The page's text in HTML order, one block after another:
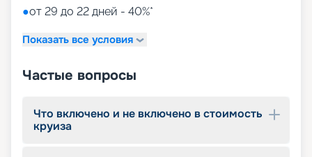
●от 29 до 22 дней - 40%*
Показать все условия
Частые вопросы
Что включено и не включено в стоимость
круиза